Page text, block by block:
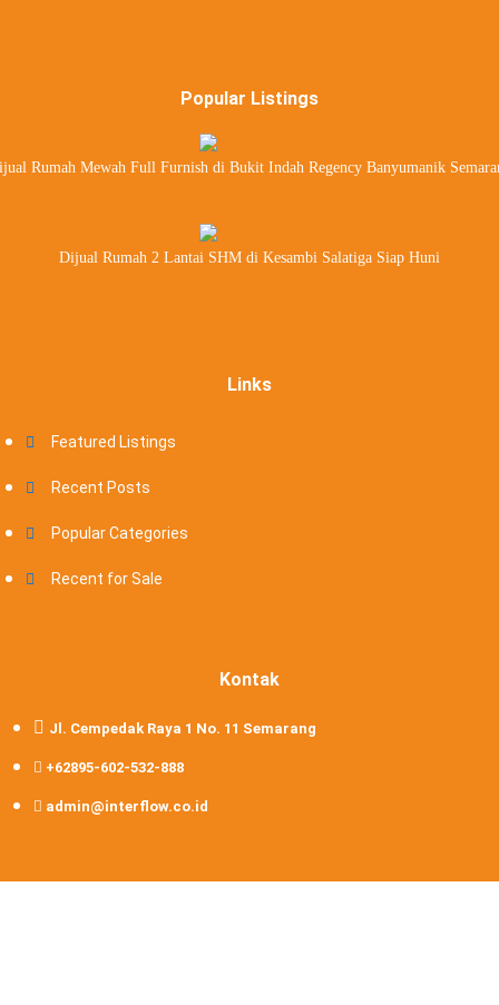
Popular Listings
Rumah Mewah Full Furnish di Bukit Indah Regency Banyumanik
Dijual Rumah 2 Lantai SHM di Kesambi Salatiga Siap Huni
Links
Featured Listings
Recent Posts
Popular Categories
Recent for Sale
Kontak
Jl. Cempedak Raya 1 No. 11 Semarang
+62895-602-532-888
admin@interflow.co.id